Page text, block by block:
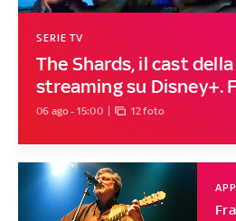
The Shards, il cast
streaming su Disney+.
SERIE TV
06 ago - 15:00 12 foto